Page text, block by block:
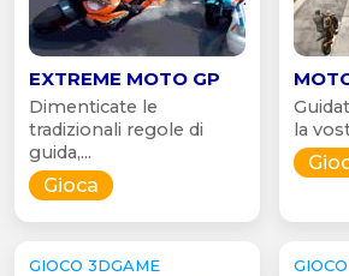
EXTREME MOTO GP
Dimenticate le
tradizionali regole di
guida,...
Gioca
la
GIOCO 3DGAME